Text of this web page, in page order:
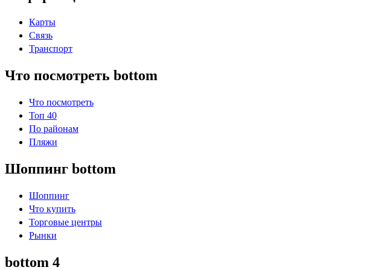
Карты
Связь
Транспорт
Что посмотреть bottom
Что посмотреть
Топ 40
По районам
Пляжи
Шоппинг bottom
Шоппинг
Что купить
Торговые центры
Рынки
bottom 4